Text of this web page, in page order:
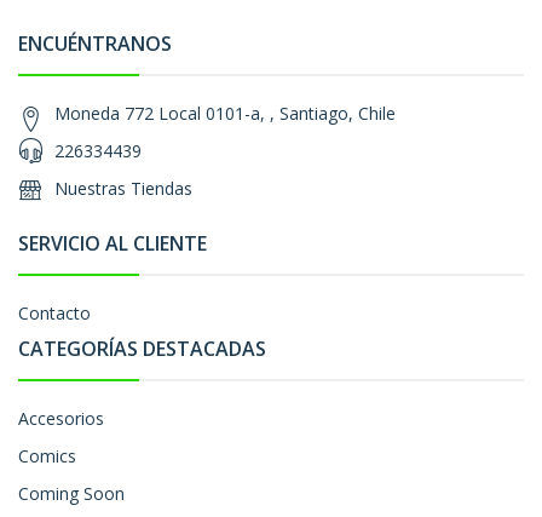
ENCUÉNTRANOS
Moneda 772 Local 0101-a, , Santiago, Chile
226334439
Nuestras Tiendas
SERVICIO AL CLIENTE
Contacto
CATEGORÍAS DESTACADAS
Accesorios
Comics
Coming Soon